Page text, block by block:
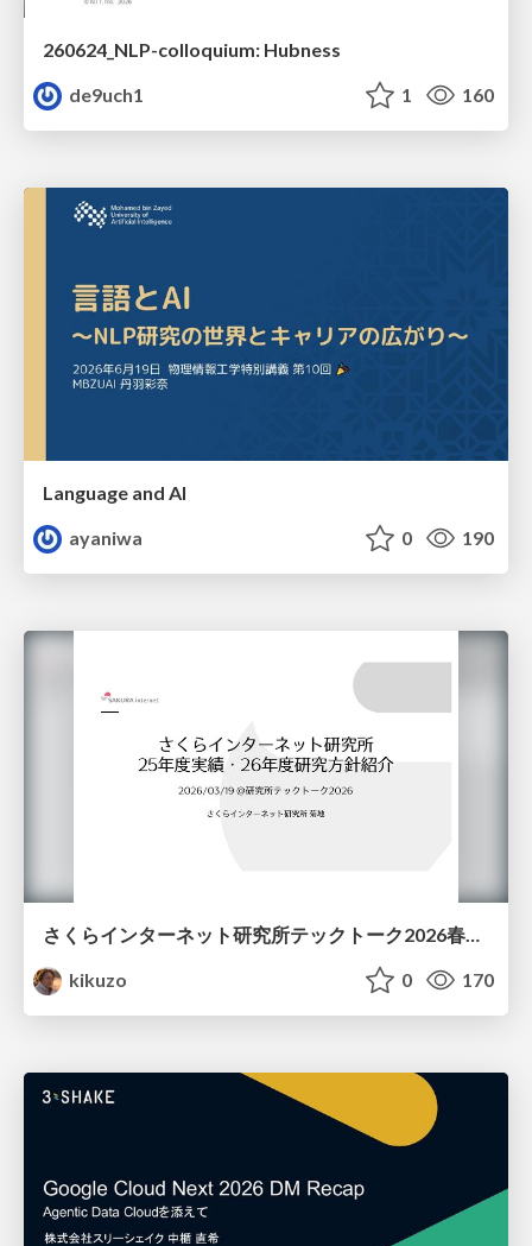
260624_NLP-colloquium: Hubness
de9uch1
1 160
Language and AI
ayaniwa
0 190
さくらインターネット研究所テックトーク2026春、研究開発Gr.25年度成果26年度方針
kikuzo
0 170